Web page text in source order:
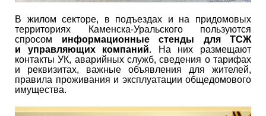
В жилом секторе, в подъездах и на придомовых
территориях Каменска-Уральского пользуются
спросом информационные стенды для ТСЖ
и управляющих компаний. На них размещают
контакты УК, аварийных служб, сведения о тарифах
и реквизитах, важные объявления для жителей,
правила проживания и эксплуатации общедомового
имущества.